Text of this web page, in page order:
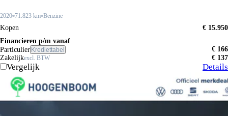
2020 71.823 km Benzine
Kopen
€ 15.950
Financieren p/m vanaf
Particulier Krediettabel
€ 166
Zakelijkexcl. BTW € 137
Vergelijk Details